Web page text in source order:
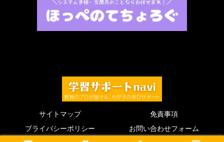
サイトマップ
免責事項
プライバシーポリシー
お問い合わせフォーム